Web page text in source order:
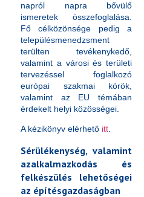
napról napra bővülő
ismeretek összefoglalása.
Fő célközönsége pedig a
településmenedzsment
terülten tevékenykedő,
valamint a városi és területi
tervezéssel foglalkozó
európai szakmai körök,
valamint az EU témában
érdekelt helyi közösségei.
A kézikönyv elérhető itt.
Sérülékenység, valamint
azalkalmazkodás és
felkészülés lehetőségei
az építésgazdaságban